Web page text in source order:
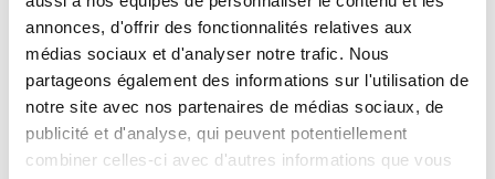
annonces, d'offrir des fonctionnalités relatives aux
médias sociaux et d'analyser notre trafic. Nous
partageons également des informations sur l'utilisation de
notre site avec nos partenaires de médias sociaux, de
publicité et d'analyse, qui peuvent potentiellement
combiner celles-ci avec d'autres informations que vous